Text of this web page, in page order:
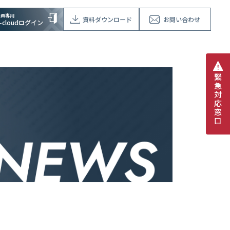
専用
cloudログイン 資料ダウンロード お問い合わせ
緊
急
対
応
窓
口